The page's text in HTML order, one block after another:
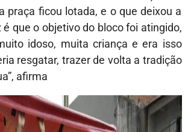
praça ficou lotada, e o que deixou a
que o objetivo do bloco foi atingido,
idoso, muita criança e era isso
resgatar, trazer de volta a tradição
afirma